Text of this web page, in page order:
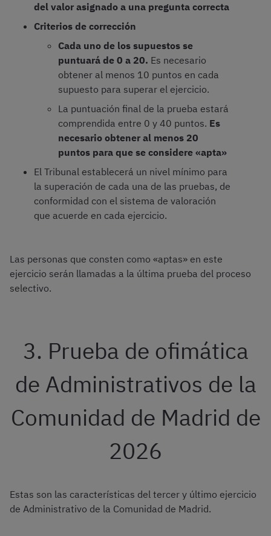
del valor asignado a una pregunta correcta
Criterios de corrección
Cada uno de los supuestos se
puntuará de 0 a 20. Es necesario
obtener al menos 10 puntos en cada
supuesto para superar el ejercicio.
La puntuación final de la prueba estará
comprendida entre 0 y 40 puntos. Es
necesario obtener al menos 20
puntos para que se considere «apta»
El Tribunal establecerá un nivel mínimo para
la superación de cada una de las pruebas, de
conformidad con el sistema de valoración
que acuerde en cada ejercicio.
Las personas que consten como «aptas» en este
ejercicio serán llamadas a la última prueba del proceso
selectivo.
3. Prueba de ofimática
de Administrativos de la
Comunidad de Madrid de
2026
Estas son las características del tercer y último ejercicio
de Administrativo de la Comunidad de Madrid.